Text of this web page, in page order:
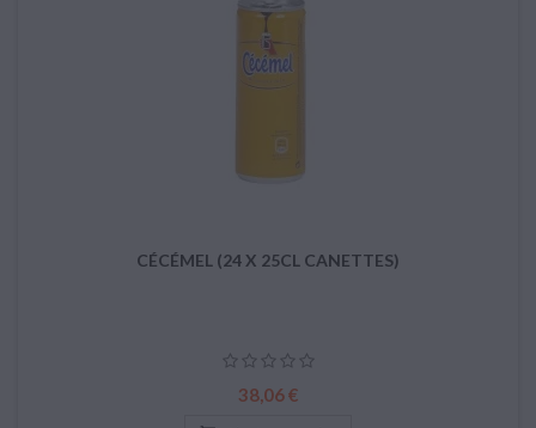
CÉCÉMEL (24 X 25CL CANETTES)
Prix
38,06 €